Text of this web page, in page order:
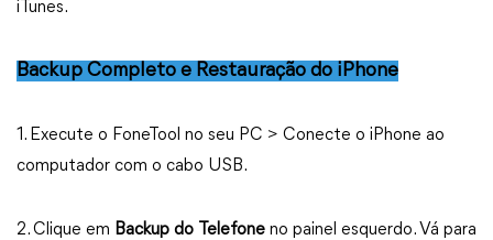
iTunes.
Backup Completo e Restauração do iPhone
1. Execute o FoneTool no seu PC > Conecte o iPhone ao
computador com o cabo USB.
2. Clique em Backup do Telefone no painel esquerdo. Vá para